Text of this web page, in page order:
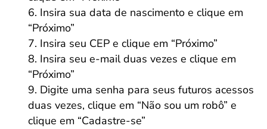
Insira sua data de nascimento e clique em
“Próximo”
Insira seu CEP e clique em “Próximo”
Insira seu e-mail duas vezes e clique em
“Próximo”
Digite uma senha para seus futuros acessos
duas vezes, clique em “Não sou um robô” e
clique em “Cadastre-se”